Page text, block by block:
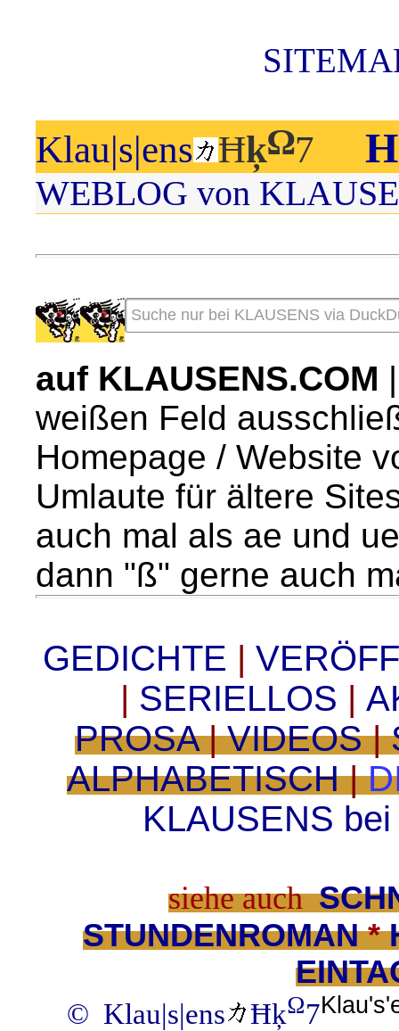
Klau|s|ens ĦķΩ7
WEBLOG von
auf KLAUSENS.COM
weißen Feld
Homepage / Website
Umlaute für ältere
auch mal als ae und
dann "ß" gerne auch
GEDICHTE |
| SERIELLOS |
PROSA|VIDEOS|
ALPHABETISCH|
KLAUSENS
sieheauch
STUNDENROMAN*
© Klau|s|ens ĦķΩ7